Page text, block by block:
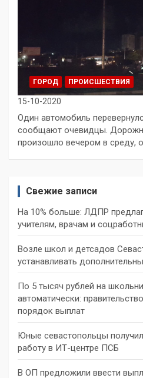
ГОРОД ПРОИСШЕСТВИЯ
15-10-2020
Один автомобиль
сообщают очевидцы.
произошло вечером в среду,
Свежие записи
На 10% больше: ЛДПР
учителям, врачам и
Возле школ и детсадов
устанавливать
По 5 тысяч рублей на
автоматически:
порядок выплат
Юные севастопольцы
работу в ИТ-центре ПСБ
В ОП предложили ввести